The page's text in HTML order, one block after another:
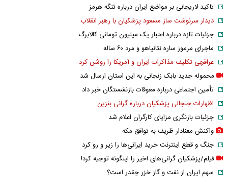
تاکید لاریجانی بر مواضع ایران درباره تنگه هرمز
دیدار سرنوشت ساز مسعود پزشکیان با رهبر انقلاب
جزئیات تازه درباره اعتبار یک میلیون تومانی کالابرگ
ماجرای مرموز ساره نتانیاهو و مرد ۶۰ ساله
عراقچی تکلیف مذاکرات ایران و آمریکا را روشن کرد
محموله جدید بابک زنجانی به این استان ارسال شد
تأمین اجتماعی درباره معوقات بازنشستگان خبر داد
اظهارات جنجالی پزشکیان درباره گرانی بنزین
جزئیات بازنگری مزایای کارگران اعلام شد
واکنش معنادار ظریف به توافق مکه
جنگ و قطع اینترنت خرید ایرانی‌ها را زیر و رو کرد
فیلم/پزشکیان گرانی‌های اخیر را اینگونه توجیه کرد!
سهم ایران از نفت و گاز خزر چقدر است؟